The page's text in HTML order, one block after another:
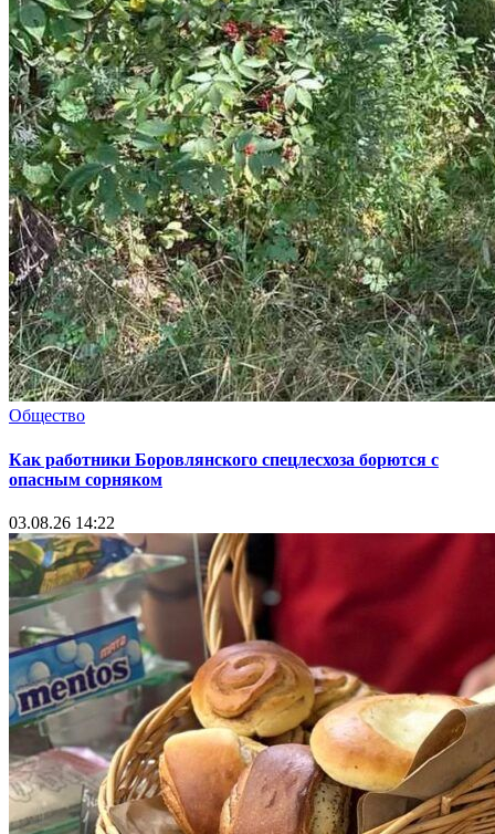
Общество
Как работники Боровлянского спецлесхоза борются с
опасным сорняком
03.08.26 14:22